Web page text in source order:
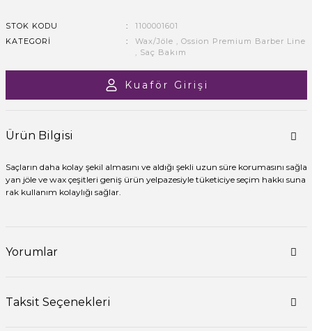
STOK KODU
1100001601
KATEGORI
Wax/Jöle , Ossion Premium Barber Line
, Saç Bakım
Kuaför Girişi
Ürün Bilgisi
Saçların daha kolay şekil almasını ve aldığı şekli uzun süre korumasını sağla
yan jöle ve wax çeşitleri geniş ürün yelpazesiyle tüketiciye seçim hakkı suna
rak kullanım kolaylığı sağlar.
Yorumlar
Taksit Seçenekleri